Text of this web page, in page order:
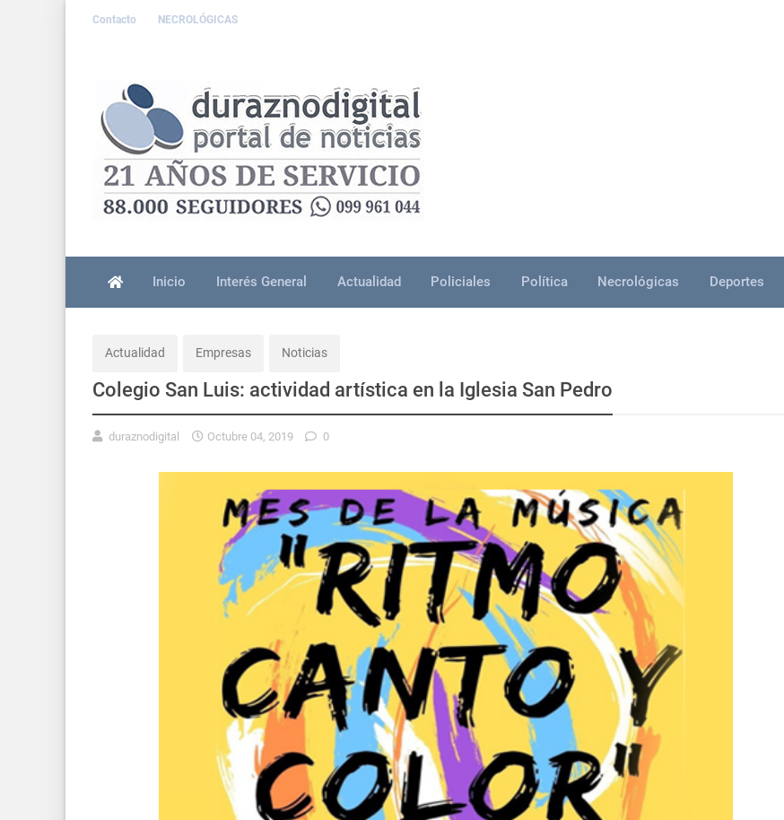
Contacto NECROLÓGICAS
Inicio Interés General Actualidad Policiales Política Necrológicas Deportes
Actualidad Empresas Noticias
Colegio San Luis: actividad artística en la Iglesia San Pedro
duraznodigital Octubre 04, 2019 0